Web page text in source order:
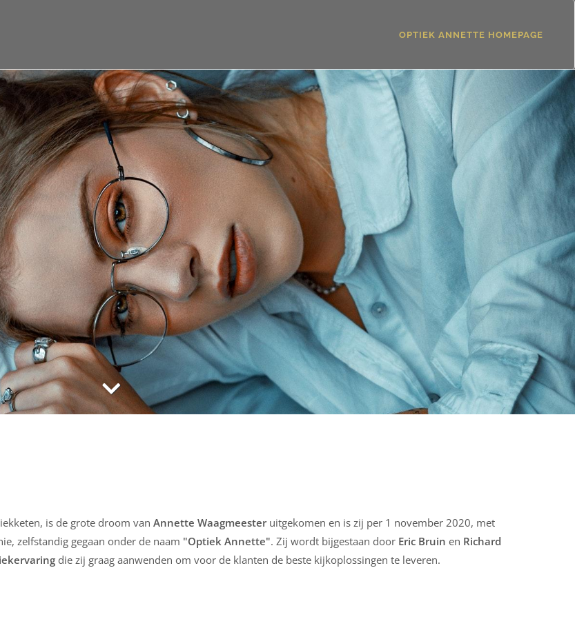
OPTIEK ANNETTE HOMEPAGE
is de grote droom van Annette Waagmeesteruitgekomen en is zij per 1 november 2020, met
zelfstandig gegaan onder de naam "Optiek Annette". Zij wordt bijgestaan door Eric Bruin en Richard
die zij graag aanwenden om voor de klanten de beste kijkoplossingen te leveren.